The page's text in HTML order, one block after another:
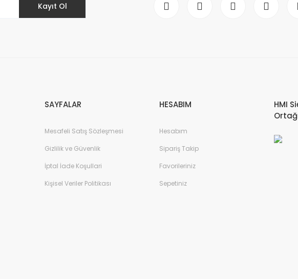
Kayıt Ol
SAYFALAR
Mesafeli Satış Sözleşmesi
Gizlilik ve Güvenlik
İptal İade Koşullari
Kişisel Veriler Politikası
HESABIM
Hesabım
Sipariş Takip
Favorileriniz
Sepetiniz
HMI